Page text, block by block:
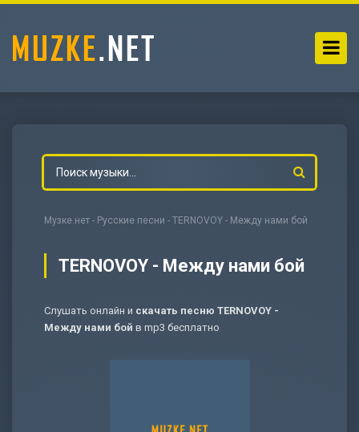
Музке.нет - Русские песни - TERNOVOY - Между нами бой
TERNOVOY - Между нами бой
Слушать онлайн и скачать песню TERNOVOY -
Между нами бой в mp3 бесплатно